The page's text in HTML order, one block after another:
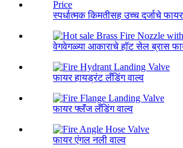
स्पर्धात्मक किमतीसह उच्च दर्जाचे
वेगवेगळ्या आकाराचे हॉट सेल ब्रास
फायर हायड्रंट लँडिंग वाल्व
फायर फ्लॅंज लँडिंग वाल्व
फायर एंगल नली वाल्व